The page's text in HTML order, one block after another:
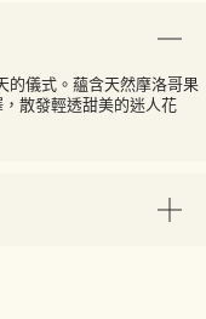
的儀式。蘊含天然摩洛哥果
散發輕透甜美的迷人花